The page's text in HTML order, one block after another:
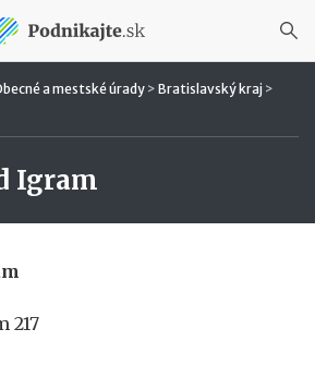
a mestské úrady > Bratislavský kraj >
Igram
217